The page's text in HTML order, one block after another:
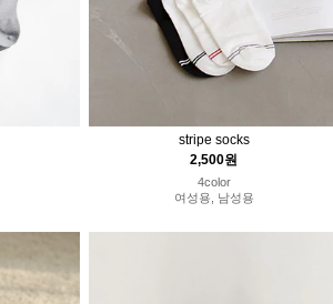
stripe socks
2,500원
4color
여성용, 남성용